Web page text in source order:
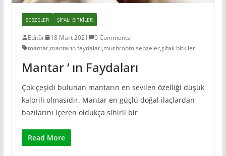
SEBZELER ŞIFALI BITKILER
Editör 18 Mart 2021
0 Comments
mantar,mantarın faydaları,mushroom,sebzeler,şifalı bitkiler
Mantar ‘ ın Faydaları
Çok çeşidi bulunan mantarın en sevilen özelliği düşük
kalorili olmasıdır. Mantar en güçlü doğal ilaçlardan
bazılarını içeren oldukça sihirli bir
Read More